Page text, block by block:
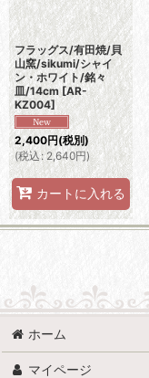
フラッグス/有田焼/貝
山窯/sikumi/シャイ
ン・ホワイト/銘々
皿/14cm [AR-
KZ004]
2,400円(税別)
(税込 : 2,640円)
カートに入れる
有田焼
波佐見焼
ホーム
マイページ